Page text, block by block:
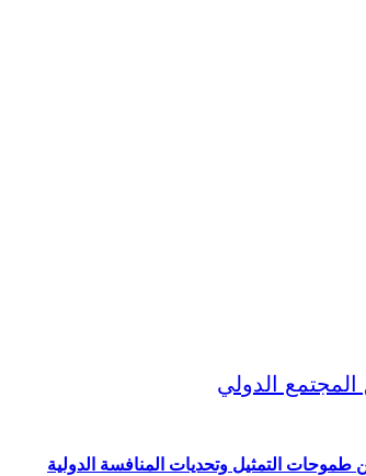
طموحات التمثيل وتحديات المنافسة الدولية